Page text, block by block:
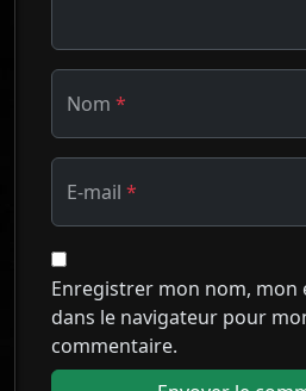
Nom *
E-mail *
Enregistrer mon nom, mon
dans le navigateur pour
commentaire.